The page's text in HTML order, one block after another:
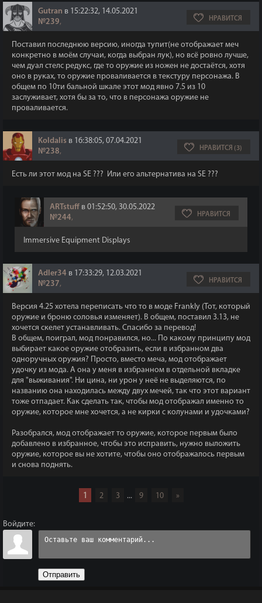
Gutran в 15:22:32, 14.05.2021
№239, НРАВИТСЯ
Поставил последнюю версию, иногда тупит(не отображает меч
конкретно в моём случаи, когда выбран лук), но всё ровно лучше,
чем дуал стелс редукс, где то оружие из ножен не достаётся, хотя
оно в руках, то оружие проваливается в текстуру персонажа. В
общем по 10ти бальной шкале этот мод явно 7.5 из 10
заслуживает, хотя бы за то, что в персонажа оружие не
проваливается.
Koldalis в 16:38:05, 07.04.2021
№238, НРАВИТСЯ (3)
Есть ли этот мод на SE ??? Или его альтернатива на SE ???
ARTstuff в 01:52:50, 30.05.2022
№244, НРАВИТСЯ
Immersive Equipment Displays
Adler34 в 17:33:29, 12.03.2021
№237, НРАВИТСЯ
Версия 4.25 хотела переписать что то в моде Frankly (Тот, который
оружие и броню соловья изменяет). В общем, поставил 3.13, не
хочется скелет устанавливать. Спасибо за перевод!
В общем, поиграл, мод понравился, но... По какому принципу мод
выбирает какое оружие отобразить, если в избранном два
одноручных оружия? Просто, вместо меча, мод отображает
удочку из мода. А она у меня в избранном в отдельной вкладке
для "выживания". Ни цина, ни урон у неё не выделяются, по
названию она находилась между двух мечей, так что этот вариант
тоже отпадает. Как сделать так, чтобы мод отображал именно то
оружие, которое мне хочется, а не кирки с колунами и удочками?
Разобрался, мод отображает то оружие, которое первым было
добавлено в избранное, чтобы это исправить, нужно выложить
оружие, которое вы не хотите, чтобы оно отображалось первым
и снова поднять.
1 2 3 ... 9 10 »
Войдите:
Отправить